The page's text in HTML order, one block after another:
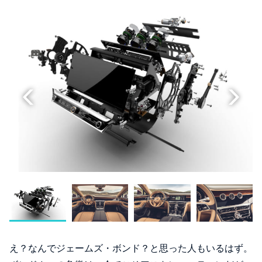
え？なんでジェームズ・ボンド？と思った人もいるはず。